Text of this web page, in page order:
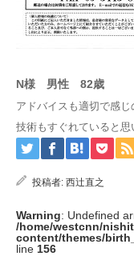
N様 男性 82歳
アドバイスも適切で感じ
技術もすぐれていると思
投稿者: 西辻直之
Warning: Undefined
/home/westcnn/
content/themes/
line 156